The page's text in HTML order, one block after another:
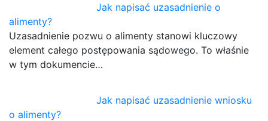
Jak napisać uzasadnienie o
alimenty?
Uzasadnienie pozwu o alimenty stanowi kluczowy
element całego postępowania sądowego. To właśnie
w tym dokumencie…
Jak napisać uzasadnienie wniosku
o alimenty?